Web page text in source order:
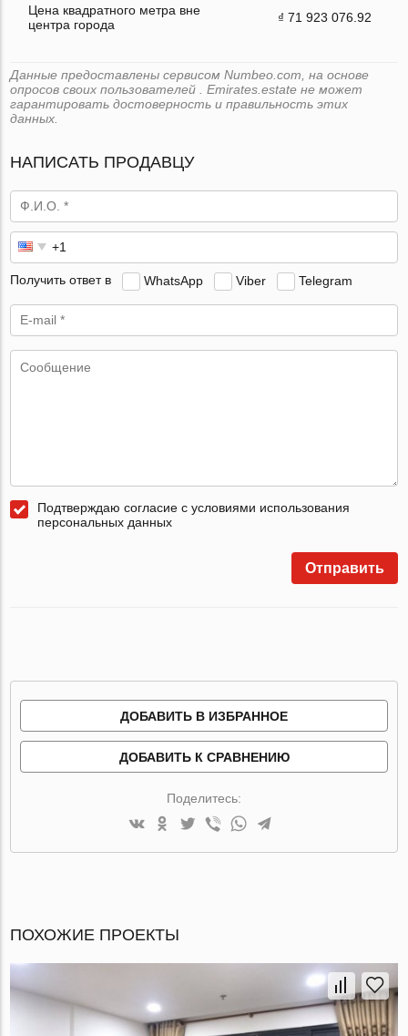
Цена квадратного метра вне
центра города
₫ 71 923 076.92
Данные предоставлены сервисом Numbeo.com, на основе
опросов своих пользователей . Emirates.estate не может
гарантировать достоверность и правильность этих
данных.
НАПИСАТЬ ПРОДАВЦУ
Получить ответ в WhatsApp Viber Telegram
Подтверждаю согласие с условиями использования
персональных данных
Отправить
ДОБАВИТЬ В ИЗБРАННОЕ
ДОБАВИТЬ К СРАВНЕНИЮ
Поделитесь:
ПОХОЖИЕ ПРОЕКТЫ